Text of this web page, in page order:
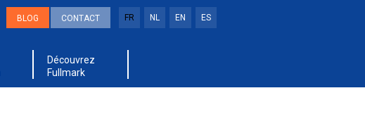
FR NL EN ES
BLOG CONTACT
Découvrez
Fullmark